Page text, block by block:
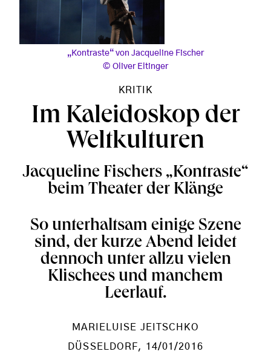
„Kontraste“ von Jacqueline Fischer
Oliver Eltinger
KRITIK
Im Kaleidoskop der
Weltkulturen
Jacqueline Fischers „Kontraste“
beim Theater der Klänge
So unterhaltsam einige Szene
sind, der kurze Abend leidet
dennoch unter allzu vielen
Klischees und manchem
Leerlauf.
MARIELUISE JEITSCHKO
DÜSSELDORF, 14/01/2016